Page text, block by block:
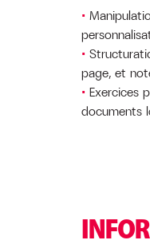
page, et
Exercices
documents